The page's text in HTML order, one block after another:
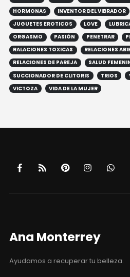
HORMONAS
INVENTOR DEL VIBRADOR
JUGUETES EROTICOS
LOVE
ORGASMO
PASIÓN PENETRAR
RALACIONES TOXICAS
RELACIONES
RELACIONES DE PAREJA
SALUD
SUCCIONADOR DE CLITORIS
TRIOS
VICTOZA
VIDA DE LA MUJER
Ana Monterrey
Ayudamos a recuperar tu belleza.